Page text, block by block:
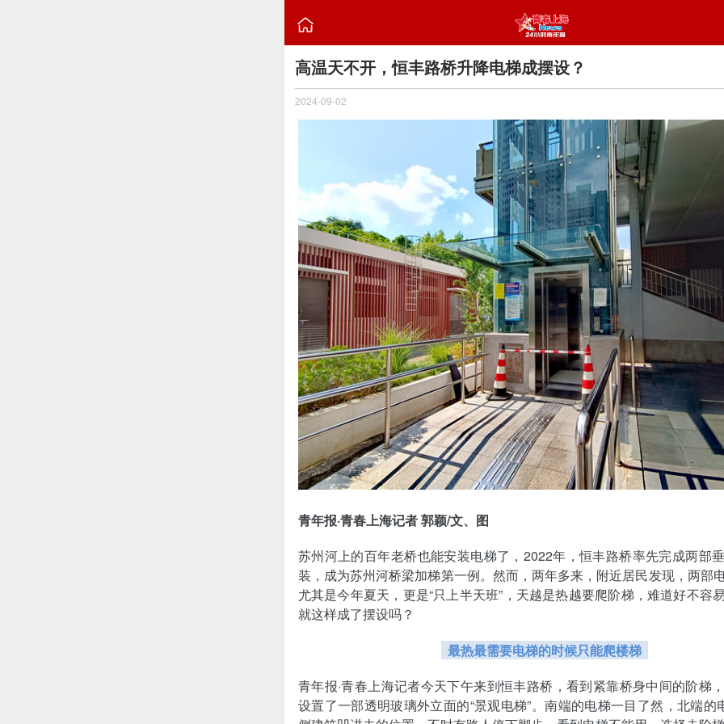

高温天不开，恒丰路桥升降电梯成摆设？
2024-09-02
青年报·青春上海记者 郭颖/文、图
苏州河上的百年老桥也能安装电梯了，2022年，恒丰路桥率先完成两部
装，成为苏州河桥梁加梯第一例。然而，两年多来，附近居民发现，两部
尤其是今年夏天，更是“只上半天班”，天越是热越要爬阶梯，难道好不容
就这样成了摆设吗？
最热最需要电梯的时候只能爬楼梯
青年报·青春上海记者今天下午来到恒丰路桥，看到紧靠桥身中间的阶梯
设置了一部透明玻璃外立面的“景观电梯”。南端的电梯一目了然，北端的